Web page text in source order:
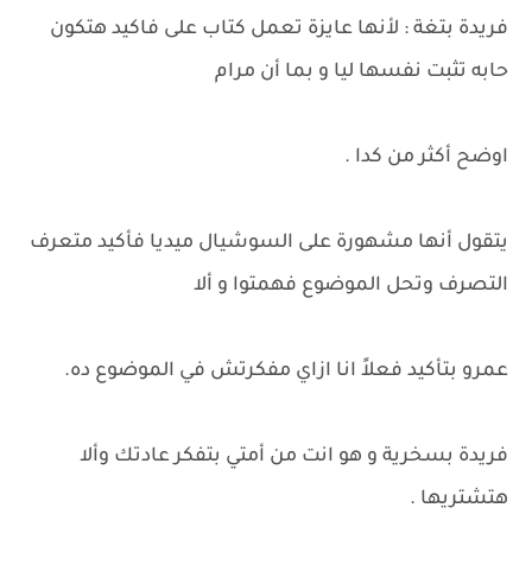
فريدة بتغة : لأنها عايزة تعمل كتاب على فاكيد هتكون
حابه تثبت نفسها ليا و بما أن مرام
اوضح أكثر من كدا .
يتقول أنها مشهورة على السوشيال ميديا فأكيد متعرف
التصرف وتحل الموضوع فهمتوا و ألا
عمرو بتأكيد فعلاً انا ازاي مفكرتش في الموضوع ده.
فريدة بسخرية و هو انت من أمتي بتفكر عادتك وألا
هتشتريها .